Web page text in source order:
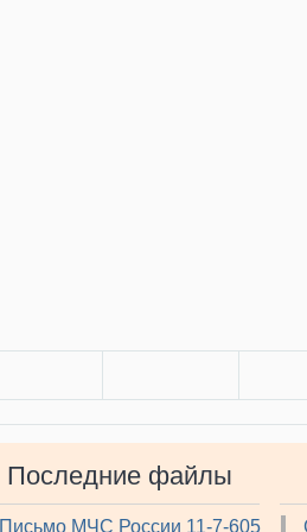
Последние файлы
Письмо МЧС России 11-7-605